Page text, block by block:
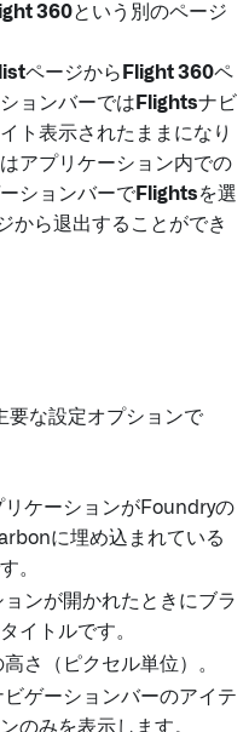
360という別のページ
ページから Flight 360ペ
ョンバーでは Flightsナビ
ト表示されたままになり
アプリケーション内での
ションバーでFlightsを選
から退出することができ
要な設定オプションで
リケーションがFoundryの
に埋め込まれている
。
ンが開かれたときにブラ
イトルです。
さ（ピクセル単位）。
ビゲーションバーのアイテ
のみを表示します。